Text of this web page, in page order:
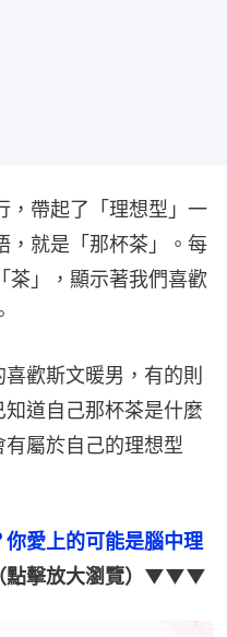
，帶起了「理想型」一
，就是「那杯茶」。每
茶」，顯示著我們喜歡
歡斯文暖男，有的則
道自己那杯茶是什麼
屬於自己的理想型
愛上的可能是腦中理
點擊放大瀏覽）▼▼▼